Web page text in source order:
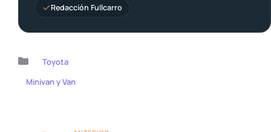
Redacción Fullcarro
Categorías
Toyota
Minivan y Van